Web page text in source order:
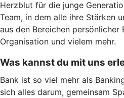
Herzblut für die junge
Team, in dem alle ihre Stärken
aus den Bereichen persönlicher
Organisation und vielem mehr.
Was kannst du mit uns
Bank ist so viel mehr als
sich alles darum, gemeinsam